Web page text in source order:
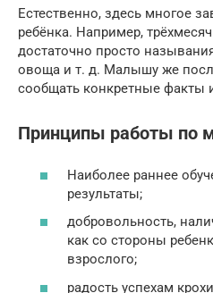
Естественно, здесь многое
ребёнка. Например,
достаточно просто
овоща и т. д. Малышу же
сообщать конкретные факты
Принципы работы по
Наиболее раннее
результаты;
добровольность,
как со стороны
взрослого;
радость успехам